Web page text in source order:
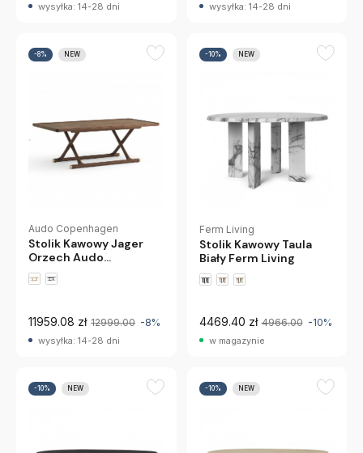
wysyłka: 14-28 dni wysyłka: 14-28 dni
-8% NEW
Audo Copenhagen
Stolik Kawowy Jager
Orzech Audo
Copenhagen
11959.08 zł 12999.00 -8%
wysyłka: 14-28 dni
-10% NEW
Ferm Living
Stolik Kawowy Taula
Biały Ferm Living
4469.40 zł 4966.00 -10%
w magazynie
-10% NEW -10% NEW